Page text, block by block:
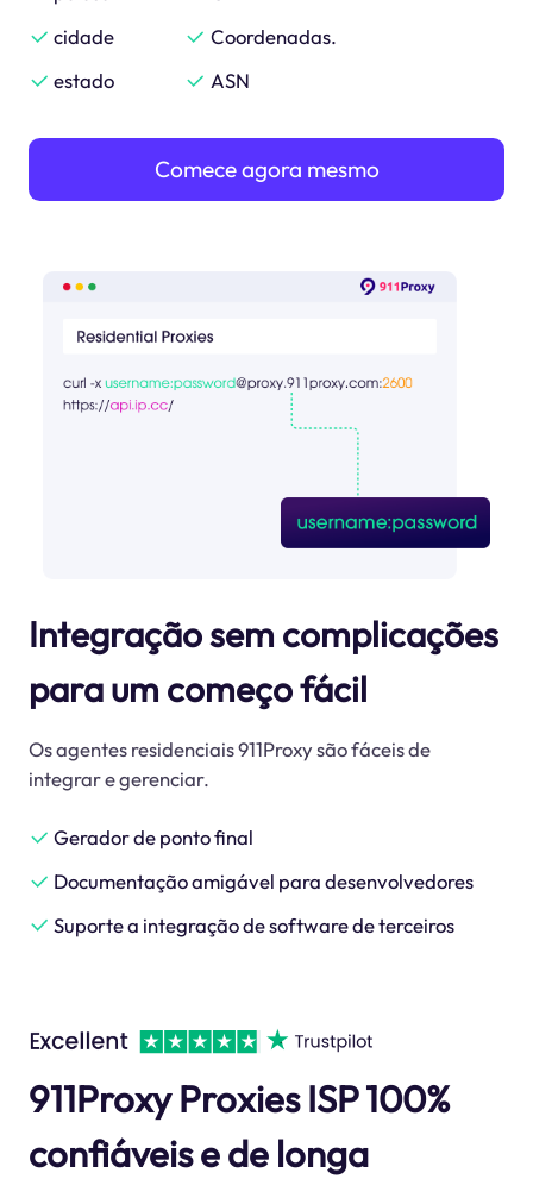
cidade
Coordenadas.
estado
ASN
Comece agora mesmo
Integração sem complicações
para um começo fácil
Os agentes residenciais 911Proxy são fáceis de
integrar e gerenciar.
Gerador de ponto final
Documentação amigável para desenvolvedores
Suporte a integração de software de terceiros
911Proxy Proxies ISP 100%
confiáveis ​​e de longa